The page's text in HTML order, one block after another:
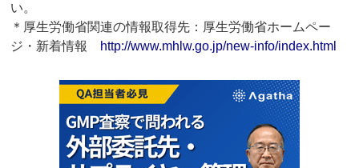
い。
＊厚生労働省関連の情報取得先：厚生労働省ホームペー
ジ・新着情報 http://www.mhlw.go.jp/new-info/index.html